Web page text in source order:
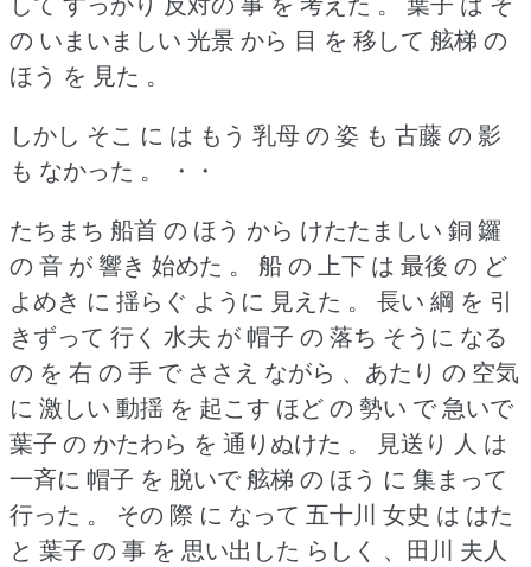
の いまいましい 光景 から 目 を 移して 舷梯 の
ほう を 見た 。
しかし そこ に は もう 乳母 の 姿 も 古藤 の 影
も なかった 。
・・
たちまち 船首 の ほう から けたたましい 銅 鑼
の 音 が 響き 始めた 。
船 の 上下 は 最後 の ど
よめき に 揺らぐ ように 見えた 。
長い 綱 を 引
きずって 行く 水夫 が 帽子 の 落ち そうに なる
の を 右 の 手 で ささえ ながら 、あたり の 空気
に 激しい 動揺 を 起こす ほど の 勢い で 急いで
葉子 の かたわら を 通りぬけた 。
見送り 人 は
一斉に 帽子 を 脱いで 舷梯 の ほう に 集まって
行った 。
その 際 に なって 五十川 女史 は はた
と 葉子 の 事 を 思い出した らしく 、田川 夫人